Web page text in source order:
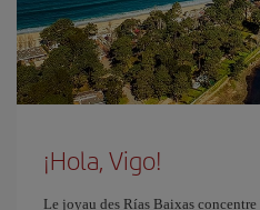
¡Hola, Vigo!
Le joyau des Rías Baixas